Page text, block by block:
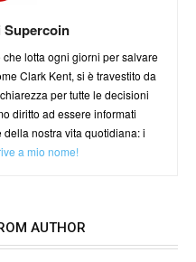
Supercoin
lotta ogni giorni per salvare
Clark Kent, si è travestito da
per tutte le decisioni
diritto ad essere informati
nostra vita quotidiana: i
a mio nome!
AUTHOR